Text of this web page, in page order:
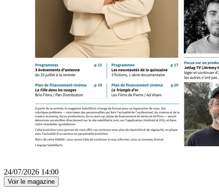
24/07/2026 14:00
Voir le magazine